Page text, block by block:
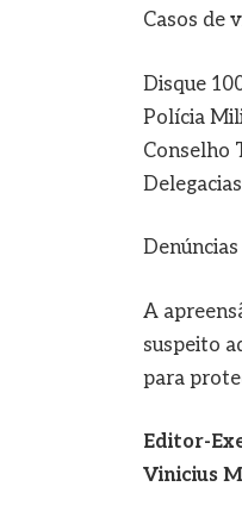
Casos de
Disque
Polícia
Conselho
A
suspeito
para
Editor-
Vinicius